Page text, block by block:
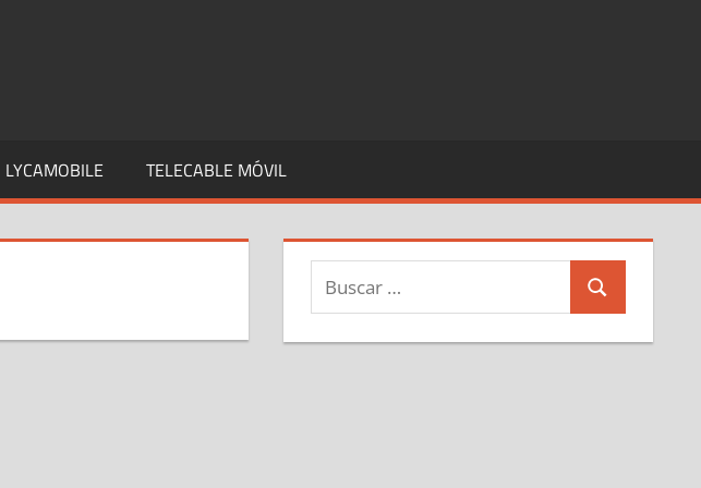
LYCAMOBILE TELECABLE MÓVIL
Buscar:
Buscar